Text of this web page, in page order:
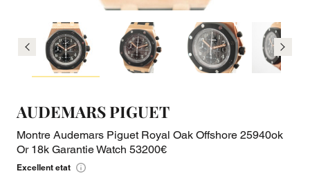
AUDEMARS PIGUET
Montre Audemars Piguet Royal Oak Offshore 25940ok
Or 18k Garantie Watch 53200€
Excellent etat